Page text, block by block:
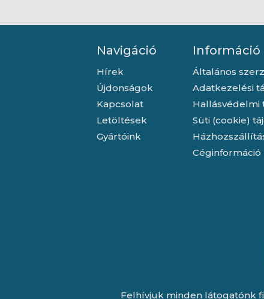
Navigáció
Hírek
Újdonságok
Kapcsolat
Letöltések
Gyártóink
Információ
Általános
Adatkezelési
Hallásvédelmi
Süti (cookie)
Céginformáció
Felhívjuk minden látogatónk